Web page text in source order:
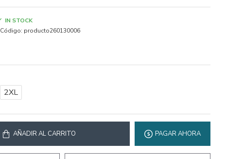
IN STOCK
Código: producto260130006
2XL
AÑADIR AL CARRITO PAGAR AHORA